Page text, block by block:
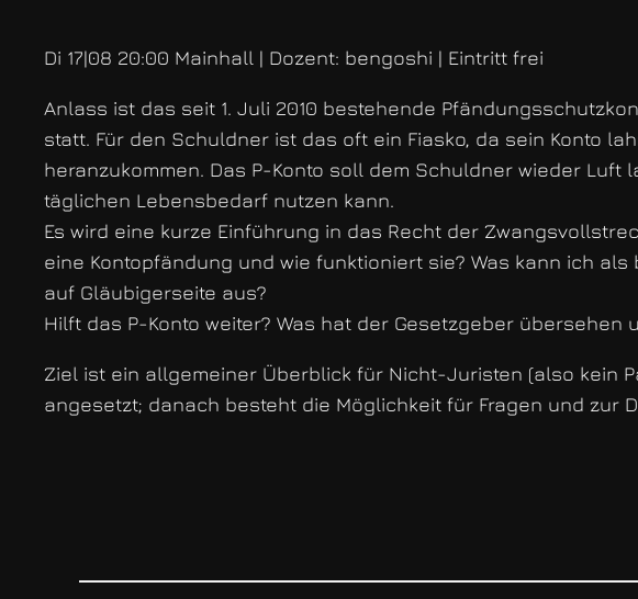
Di 17|08 20:00 Mainhall | Dozent: bengoshi | Eintritt frei
Anlass ist das seit 1. Juli 2010 bestehende
statt. Für den Schuldner ist das oft ein Fiasko, da sein Konto
heranzukommen. Das P-Konto soll dem Schuldner wieder
täglichen Lebensbedarf nutzen kann.
Es wird eine kurze Einführung in das Recht der
eine Kontopfändung und wie funktioniert sie? Was kann ich
auf Gläubigerseite aus?
Hilft das P-Konto weiter? Was hat der Gesetzgeber
Ziel ist ein allgemeiner Überblick für Nicht-Juristen (also kein
angesetzt; danach besteht die Möglichkeit für Fragen und zur